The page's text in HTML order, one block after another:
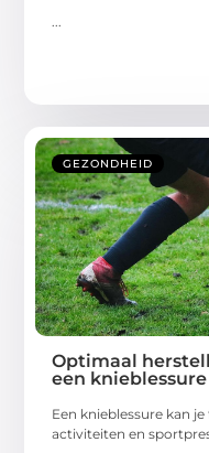
...
GEZONDHEID
Optimaal
een knieblessure
Een knieblessure kan
activiteiten en